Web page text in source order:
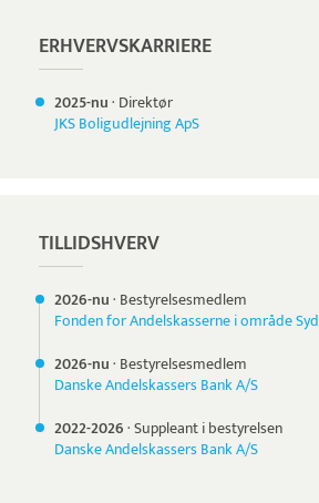
ERHVERVSKARRIERE
2025-nu· Direktør
JKS Boligudlejning ApS
TILLIDSHVERV
2026-nu· Bestyrelsesmedlem
Fonden for Andelskasserne i område Syd
2026-nu· Bestyrelsesmedlem
Danske Andelskassers Bank A/S
2022-2026·Suppleant i bestyrelsen
Danske Andelskassers Bank A/S